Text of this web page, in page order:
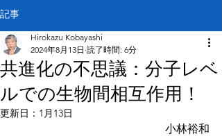
記事
共進化の不思議：分子レベ
ルでの生物間相互作用！
Hirokazu Kobayashi
2024年8月13日 読了時間: 6分
更新日： 1月13日
小林裕和